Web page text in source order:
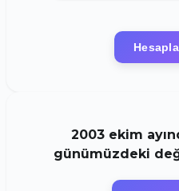
Hesapla
2003 ekim
günümüzdeki